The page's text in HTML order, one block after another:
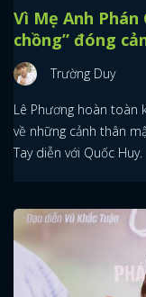
Vì Mẹ Anh
chồng” đóng
Trường Duy
Lê Phương hoàn toàn
về những cảnh thân
Tay diễn với Quốc Huy.